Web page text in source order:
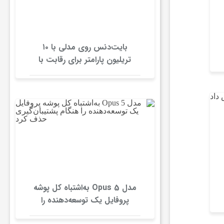
بایت‌دنس روی مدلی با ۱۰
تریلیون پارامتر برای رقابت با
Mythos آنتروپیک کار می‌کند
مدل Opus 5 به‌اشتباه کل پوشه
پروفایل یک توسعه‌دهنده را
هنگام پشتیبان‌گیری حذف کرد